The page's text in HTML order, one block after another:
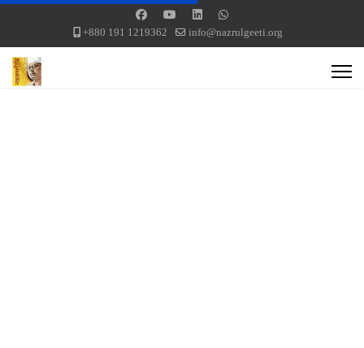
+880 191 1219362 info@nazrulgeeti.org